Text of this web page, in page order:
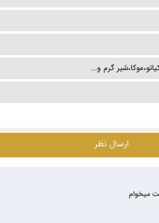
گرم و...
ارسال نظر